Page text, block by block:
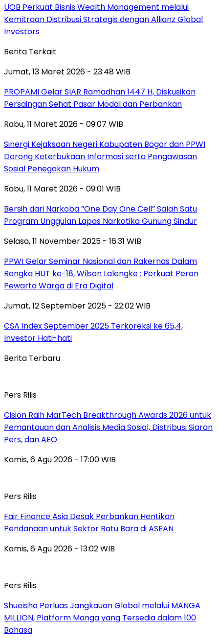
UOB Perkuat Bisnis Wealth Management melalui
Kemitraan Distribusi Strategis dengan Allianz Global
Investors
Berita Terkait
Jumat, 13 Maret 2026 - 23:48 WIB
PROPAMI Gelar SIAR Ramadhan 1447 H, Diskusikan
Persaingan Sehat Pasar Modal dan Perbankan
Rabu, 11 Maret 2026 - 09:07 WIB
Sinergi Kejaksaan Negeri Kabupaten Bogor dan PPWI
Dorong Keterbukaan Informasi serta Pengawasan
Sosial Penegakan Hukum
Rabu, 11 Maret 2026 - 09:01 WIB
Bersih dari Narkoba “One Day One Cell” Salah Satu
Program Unggulan Lapas Narkotika Gunung Sindur
Selasa, 11 November 2025 - 16:31 WIB
PPWI Gelar Seminar Nasional dan Rakernas Dalam
Rangka HUT ke-18, Wilson Lalengke : Perkuat Peran
Pewarta Warga di Era Digital
Jumat, 12 September 2025 - 22:02 WIB
CSA Index September 2025 Terkoreksi ke 65,4,
Investor Hati-hati
Berita Terbaru
Pers Rilis
Cision Raih MarTech Breakthrough Awards 2026 untuk
Pemantauan dan Analisis Media Sosial, Distribusi Siaran
Pers, dan AEO
Kamis, 6 Agu 2026 - 17:00 WIB
Pers Rilis
Fair Finance Asia Desak Perbankan Hentikan
Pendanaan untuk Sektor Batu Bara di ASEAN
Kamis, 6 Agu 2026 - 13:02 WIB
Pers Rilis
Shueisha Perluas Jangkauan Global melalui MANGA
MILLION, Platform Manga yang Tersedia dalam 100
Bahasa